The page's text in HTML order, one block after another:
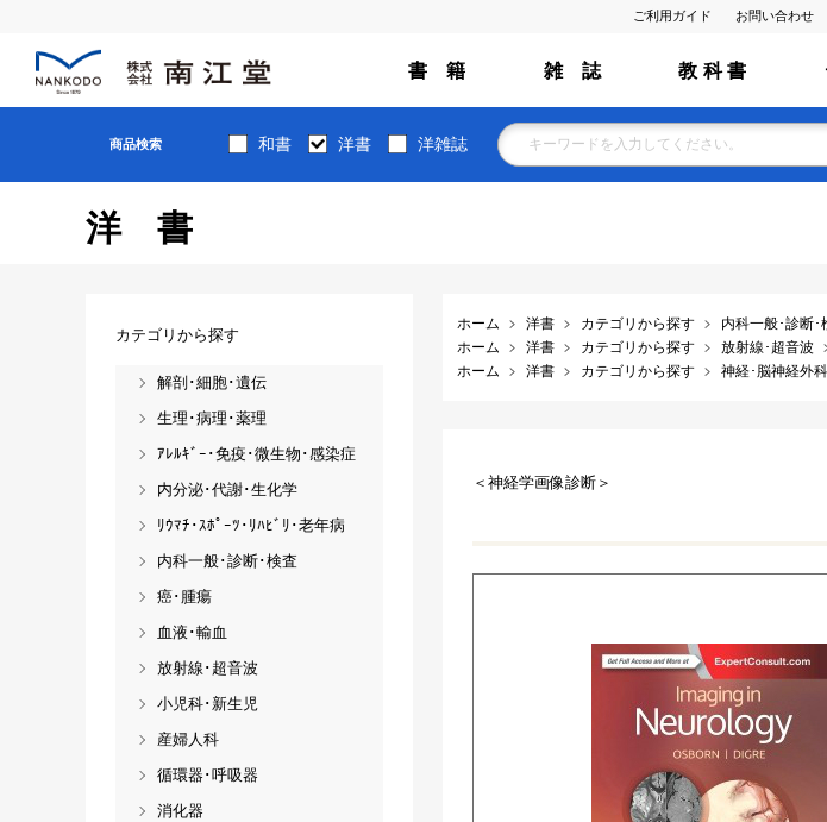
ご利用ガイド お問い合わせ
書 籍 雑 誌 教 科 書
商品検索 和書 洋書 洋雑誌
洋書
ホーム 洋書 カテゴリから探す 内科一般･診断･
ホーム
洋書 カテゴリから探す 放射線･超音波
ホーム
洋書 カテゴリから探す 神経･脳神経外科
＜神経学画像診断＞
カテゴリから探す
解剖･細胞･遺伝
生理･病理･薬理
ｱﾚﾙｷﾞｰ･免疫･微生物･感染症
内分泌･代謝･生化学
ﾘｳﾏﾁ･ｽﾎﾟｰﾂ･ﾘﾊﾋﾞﾘ･老年病
内科一般･診断･検査
癌･腫瘍
血液･輸血
放射線･超音波
小児科･新生児
産婦人科
循環器･呼吸器
消化器